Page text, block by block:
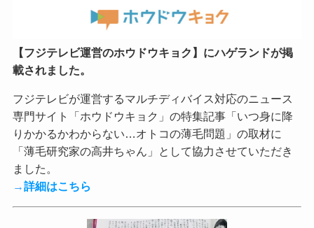
【フジテレビ運営のホウドウキョク】にハゲランドが掲
載されました。
フジテレビが運営するマルチディバイス対応のニュース
専門サイト「ホウドウキョク」の特集記事「いつ身に降
りかかるかわからない…オトコの薄毛問題」の取材に
「薄毛研究家の高井ちゃん」として協力させていただき
ました。
→詳細はこちら